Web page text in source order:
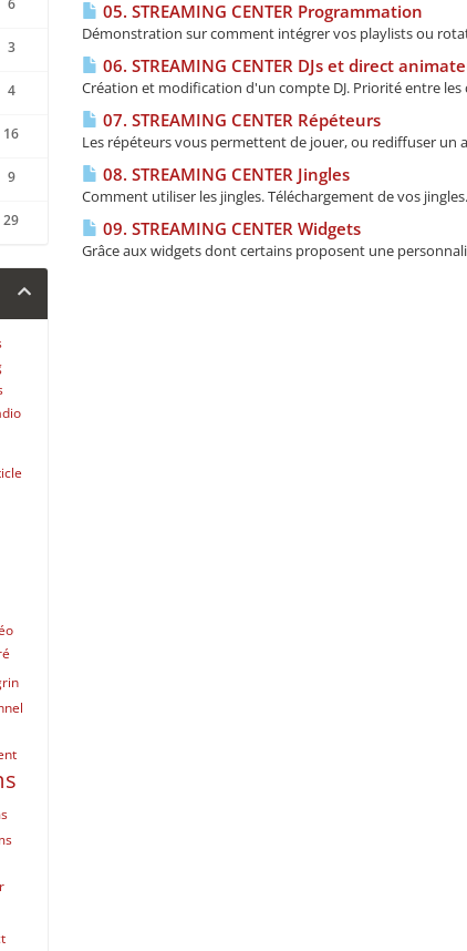
6
3
4
16
9
29
05. STREAMING CENTER Programmation
Démonstration sur comment intégrer vos playlists ou
06. STREAMING CENTER DJs et direct
Création et modification d'un compte DJ. Priorité entre les
07. STREAMING CENTER Répéteurs
Les répéteurs vous permettent de jouer, ou rediffuser un
08. STREAMING CENTER Jingles
Comment utiliser les jingles. Téléchargement de vos
09. STREAMING CENTER Widgets
Grâce aux widgets dont certains proposent une